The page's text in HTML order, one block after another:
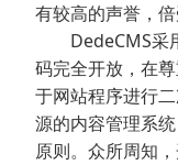
有较高的声誉，倍
DedeCMS采用
码完全开放，在
于网站程序进行
源的内容管理系
原则。众所周知